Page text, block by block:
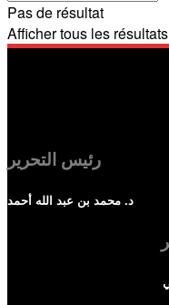
Pas de résultat
Afficher tous les résultats
رئيس التحرير
د. محمد بن عبد الله أحمد